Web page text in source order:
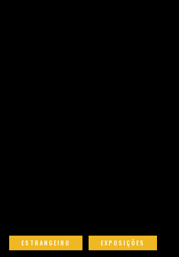
ESTRANGEIRO EXPOSIÇÕES